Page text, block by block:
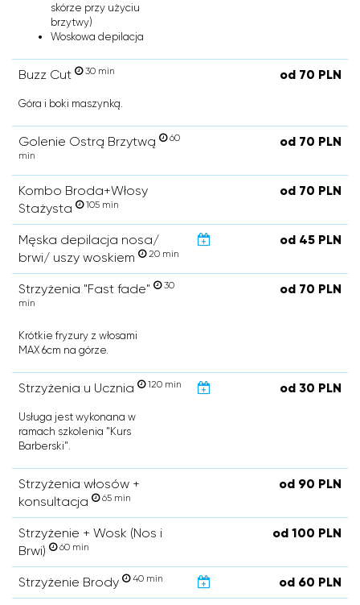
skórze przy użyciu
brzytwy)
Woskowa depilacja
Buzz Cut 30 min od 70 PLN
Góra i boki maszynką.
Golenie Ostrą Brzytwą
60
min
od 70 PLN
Kombo Broda+Włosy
Stażysta
105 min
od 70 PLN
Męska depilacja nosa/
brwi/ uszy woskiem
20 min
od 45 PLN
Strzyżenia "Fast fade"
30
min
od 70 PLN
Krótkie fryzury z włosami
MAX 6cm na górze.
Strzyżenia u Ucznia 120 min od 30 PLN
Usługa jest wykonana w
ramach szkolenia "Kurs
Barberski".
Strzyżenia włosów +
konsultacja
65 min
od 90 PLN
Strzyżenie + Wosk (Nos i
Brwi)
60 min
od 100 PLN
Strzyżenie Brody 40 min od 60 PLN